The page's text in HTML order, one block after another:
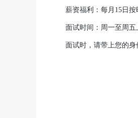
薪资福利：每月15日按时
面试时间：周一至周五上
面试时，请带上您的身份